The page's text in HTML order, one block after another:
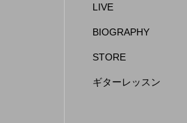
LIVE
BIOGRAPHY
STORE
ギターレッスン